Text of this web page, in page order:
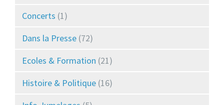
Concerts (1)
Dans la Presse (72)
Ecoles & Formation (21)
Histoire & Politique (16)